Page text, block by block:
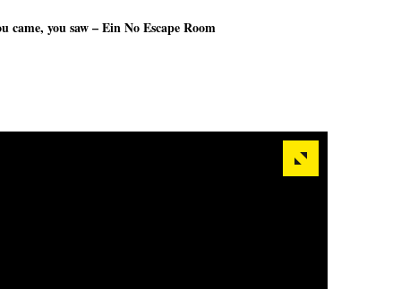
came, you saw – Ein No Escape Room